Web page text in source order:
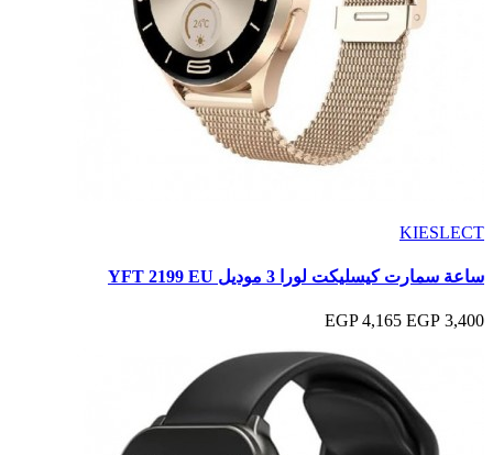
KIESLECT
ساعة سمارت كيسليكت لورا 3 موديل YFT 2199 EU
3,400 EGP
4,165 EGP